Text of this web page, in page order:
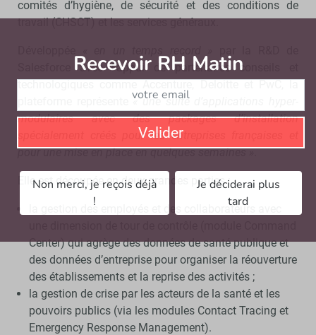
comités d’hygiène, de sécurité et des conditions de
travail (CHSCT) et les services généraux.
Salesforce avec l’appui de partenaires conseils et
technologiques comme Accenture, Deloitte et PwC, la
« une suite d’applications hyper-
modulaires avec des packages d’installation
spécialement créés pour les entreprises françaises et
pour une mise en place en quelques semaines ».
Elle est découpée en deux grandes parties :
la gestion des employés et des collaborateurs avec
Center) qui agrège des données de santé publique et
des données d’entreprise pour organiser la réouverture
des établissements et la reprise des activités ;
la gestion de crise par les acteurs de la santé et les
pouvoirs publics (via les modules Contact Tracing et
Emergency Response Management).
Recevoir RH Matin
Valider
Non merci, je reçois déjà
!
Je déciderai plus
tard